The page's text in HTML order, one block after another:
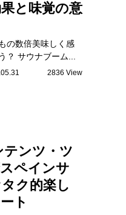
と味覚の意
の数倍美味しく感
？ サウナブーム...
2836 View
ンツ・ツ
ペインサ
ク的楽し
ト